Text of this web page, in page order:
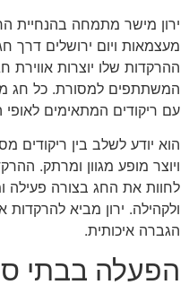
ירון מישר מתמחה בהנחיית
מעצמאות ויום ירושלים דרך
ההרקדות שלו יוצרות אווירת
המשתתפים למסורת. כל חג
עם ריקודים המתאימים לאופי
הוא יודע לשלב בין ריקודים
ויוצר מופע מגוון ומרתק.
לחוות את החג בצורה פעילה
ולקהילה. ירון מביא
הגברה איכותית.
הפעלה בבתי